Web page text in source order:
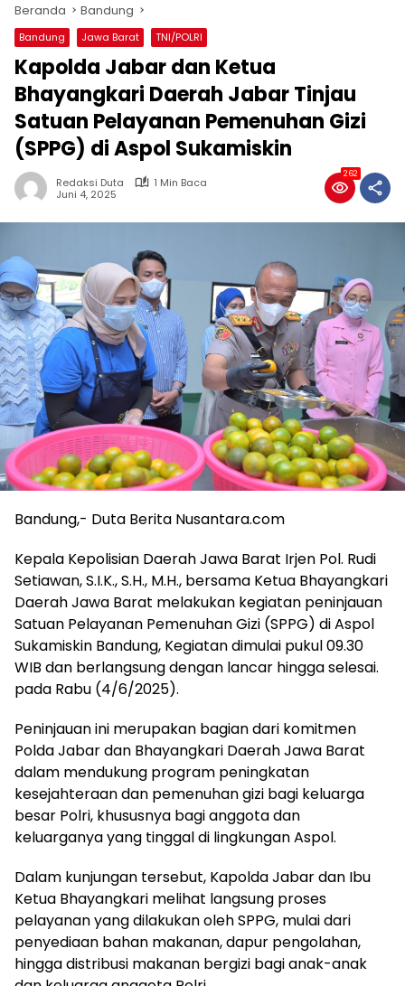
Beranda Bandung
Bandung Jawa Barat TNI/POLRI
Kapolda Jabar dan Ketua
Bhayangkari Daerah Jabar Tinjau
Satuan Pelayanan Pemenuhan Gizi
(SPPG) di Aspol Sukamiskin
Redaksi Duta
1 Min Baca
Juni 4, 2025
262
Bandung,- Duta Berita Nusantara.com
Kepala Kepolisian Daerah Jawa Barat Irjen Pol. Rudi
Setiawan, S.I.K., S.H., M.H., bersama Ketua Bhayangkari
Daerah Jawa Barat melakukan kegiatan peninjauan
Satuan Pelayanan Pemenuhan Gizi (SPPG) di Aspol
Sukamiskin Bandung, Kegiatan dimulai pukul 09.30
WIB dan berlangsung dengan lancar hingga selesai.
pada Rabu (4/6/2025).
Peninjauan ini merupakan bagian dari komitmen
Polda Jabar dan Bhayangkari Daerah Jawa Barat
dalam mendukung program peningkatan
kesejahteraan dan pemenuhan gizi bagi keluarga
besar Polri, khususnya bagi anggota dan
keluarganya yang tinggal di lingkungan Aspol.
Dalam kunjungan tersebut, Kapolda Jabar dan Ibu
Ketua Bhayangkari melihat langsung proses
pelayanan yang dilakukan oleh SPPG, mulai dari
penyediaan bahan makanan, dapur pengolahan,
hingga distribusi makanan bergizi bagi anak-anak